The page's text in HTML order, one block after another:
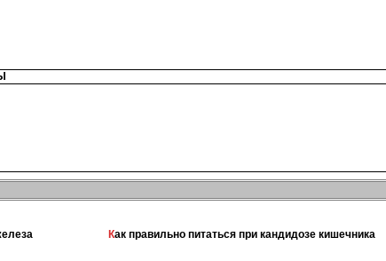
Как правильно питаться при кандидозе кишечника